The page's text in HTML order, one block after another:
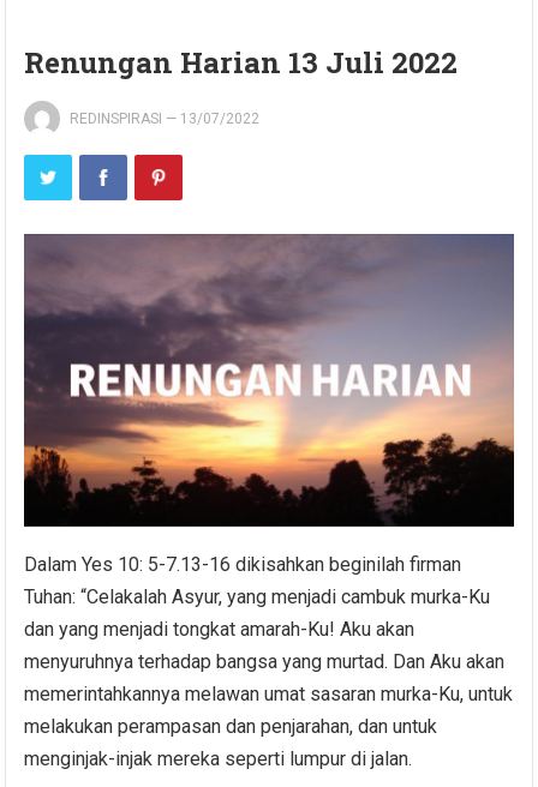
Renungan Harian 13 Juli 2022
REDINSPIRASI — 13/07/2022
Dalam Yes 10: 5-7.13-16 dikisahkan beginilah firman
Tuhan: “Celakalah Asyur, yang menjadi cambuk murka-Ku
dan yang menjadi tongkat amarah-Ku! Aku akan
menyuruhnya terhadap bangsa yang murtad. Dan Aku akan
memerintahkannya melawan umat sasaran murka-Ku, untuk
melakukan perampasan dan penjarahan, dan untuk
menginjak-injak mereka seperti lumpur di jalan.